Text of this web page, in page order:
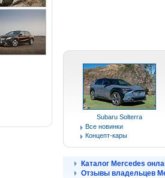
Subaru Solterra
Все новинки
Концепт-кары
Каталог Mercedes
Отзывы владельцев